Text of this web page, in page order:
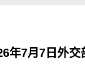
年7月7日外